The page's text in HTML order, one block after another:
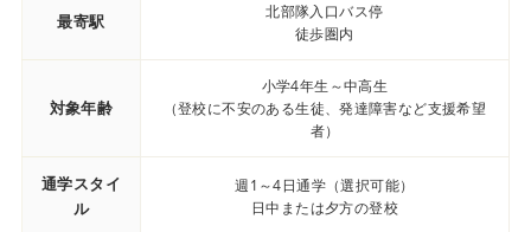
最寄駅
北部隊入口バス停
徒歩圏内
対象年齢
小学4年生～中高生
（登校に不安のある生徒、発達障害など支援希望
者）
通学スタイ
ル
週1～4日通学（選択可能）
日中または夕方の登校